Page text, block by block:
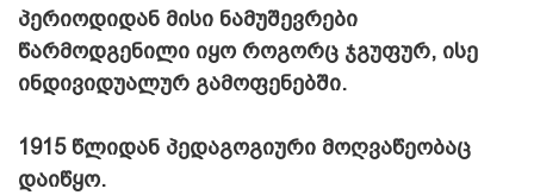
პერიოდიდან მისი ნამუშევრები
წარმოდგენილი იყო როგორც ჯგუფურ, ისე
ინდივიდუალურ გამოფენებში.
1915 წლიდან პედაგოგიური მოღვაწეობაც
დაიწყო.